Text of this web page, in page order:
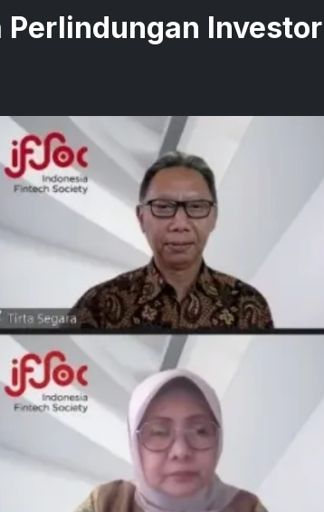
Perlindungan Investor